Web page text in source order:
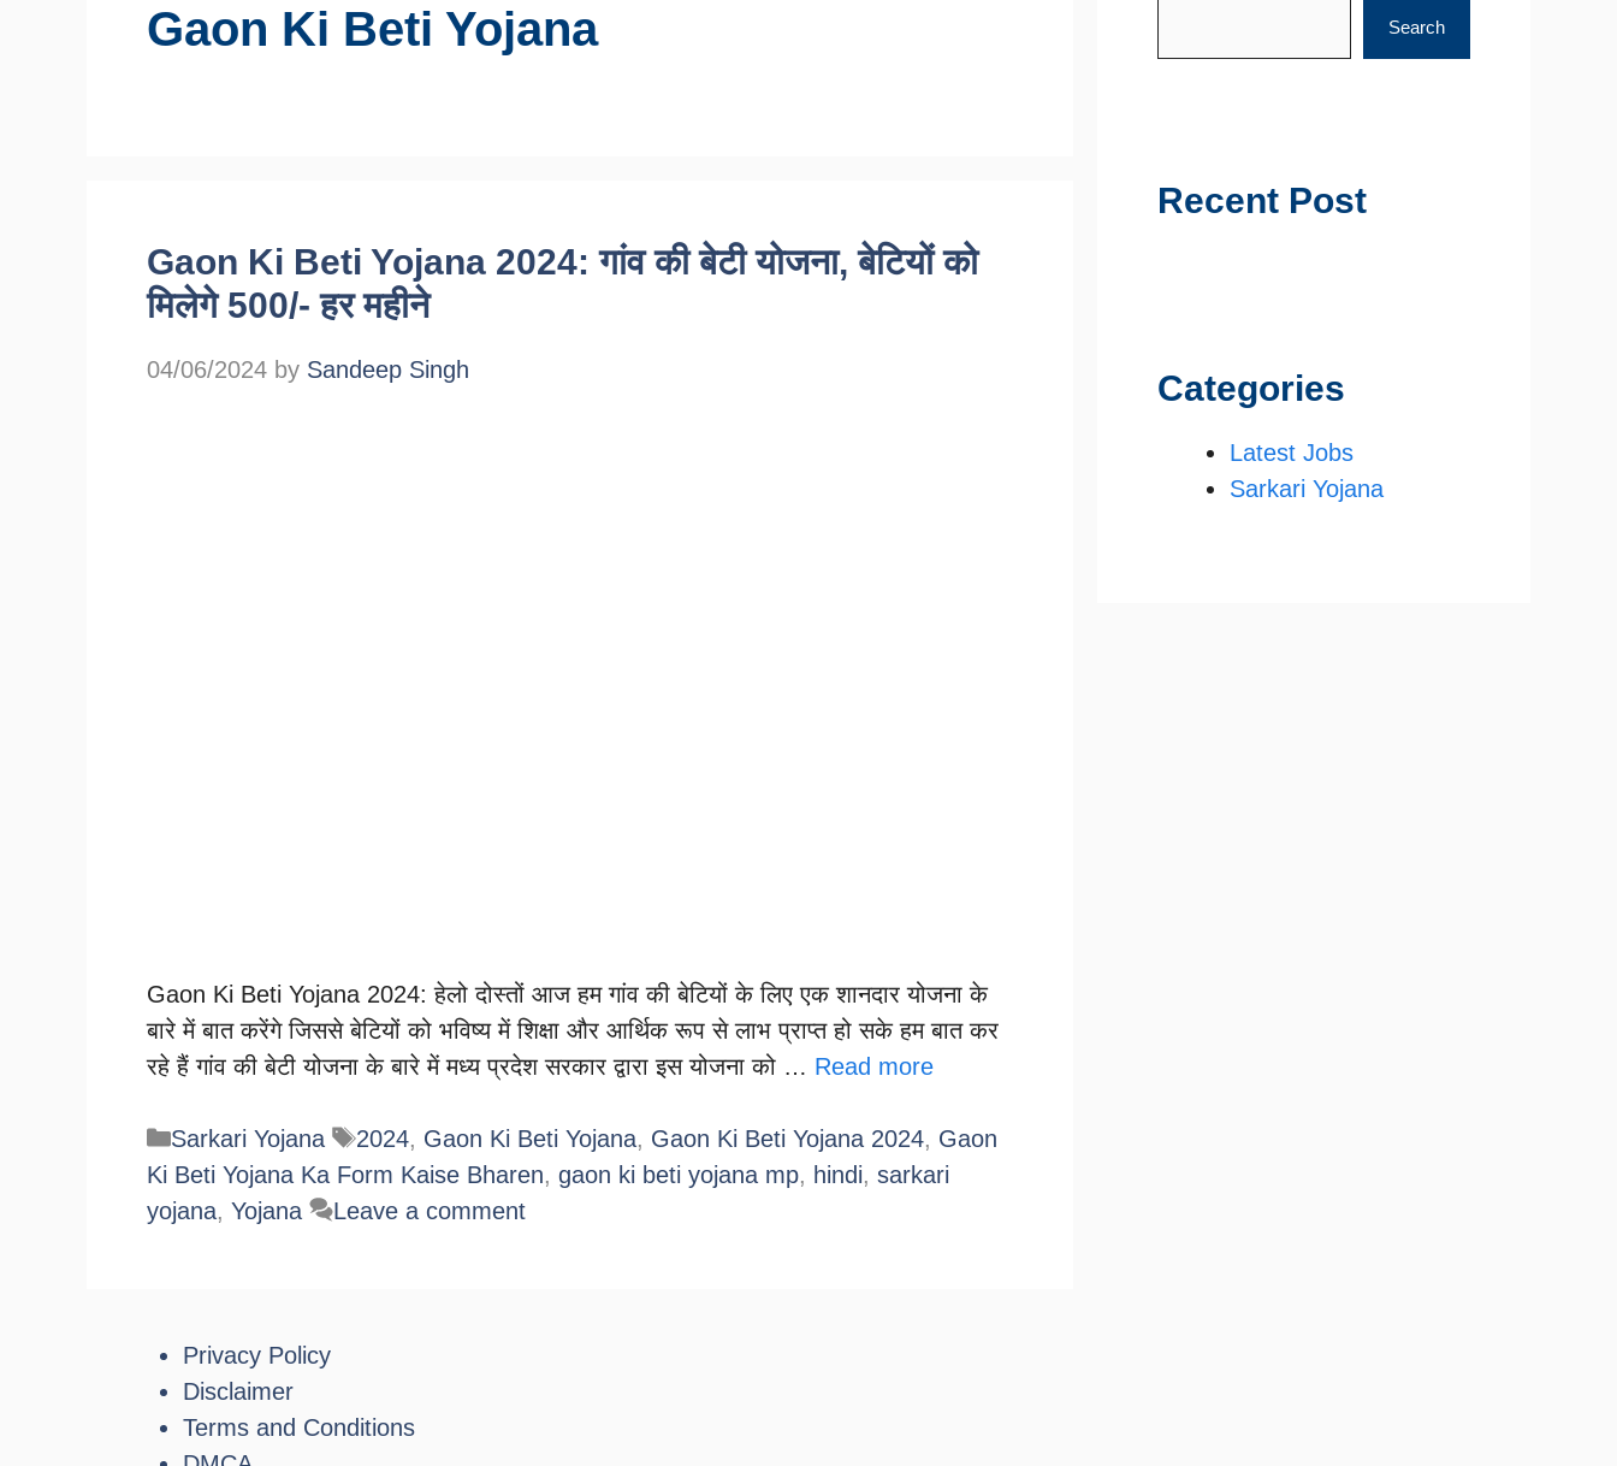
Gaon Ki Beti Yojana
Gaon Ki Beti Yojana 2024: गांव की बेटी योजना, बेटियों को
मिलेगे 500/- हर महीने
04/06/2024 by Sandeep Singh
Gaon Ki Beti Yojana 2024: हेलो दोस्तों आज हम गांव की बेटियों के लिए एक शानदार योजना के
बारे में बात करेंगे जिससे बेटियों को भविष्य में शिक्षा और आर्थिक रूप से लाभ प्राप्त हो सके हम बात कर
रहे हैं गांव की बेटी योजना के बारे में मध्य प्रदेश सरकार द्वारा इस योजना को … Read more
Categories
Sarkari Yojana Tags
2024, Gaon Ki Beti Yojana, Gaon Ki Beti Yojana 2024, Gaon
Ki Beti Yojana Ka Form Kaise Bharen, gaon ki beti yojana mp, hindi, sarkari
yojana, Yojana Leave a comment
Search
Recent Post
Categories
Latest Jobs
Sarkari Yojana
Privacy Policy
Disclaimer
Terms and Conditions